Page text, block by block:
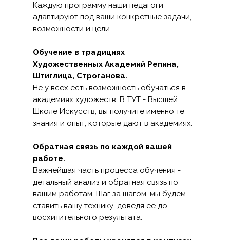
Каждую программу наши педагоги
адаптируют под ваши конкретные задачи,
возможности и цели.
Обучение в традициях
Художественных Академий Репина,
Штиглица, Строганова.
Не у всех есть возможность обучаться в
академиях художеств. В ТУТ - Высшей
Школе Искусств, вы получите именно те
знания и опыт, которые дают в академиях.
Обратная связь по каждой вашей
работе.
Важнейшая часть процесса обучения -
детальный анализ и обратная связь по
вашим работам. Шаг за шагом, мы будем
ставить вашу технику, доведя ее до
восхитительного результата.